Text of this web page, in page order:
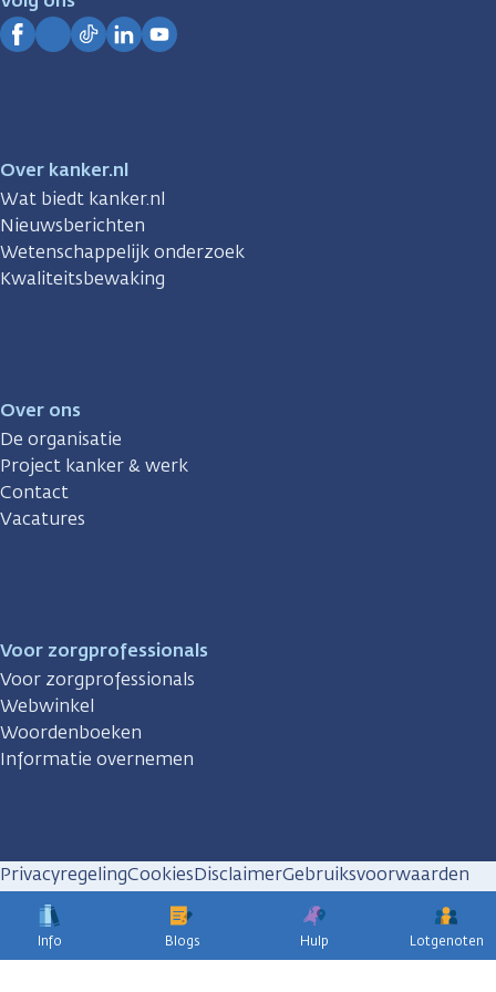
Info Blogs Hulp Lotgenoten
Over kanker.nl
Wat biedt kanker.nl
Nieuwsberichten
Wetenschappelijk onderzoek
Kwaliteitsbewaking
Over ons
De organisatie
Project kanker & werk
Contact
Vacatures
Voor zorgprofessionals
Voor zorgprofessionals
Webwinkel
Woordenboeken
Informatie overnemen
PrivacyregelingCookiesDisclaimerGebruiksvoorwaarden
Huisregels